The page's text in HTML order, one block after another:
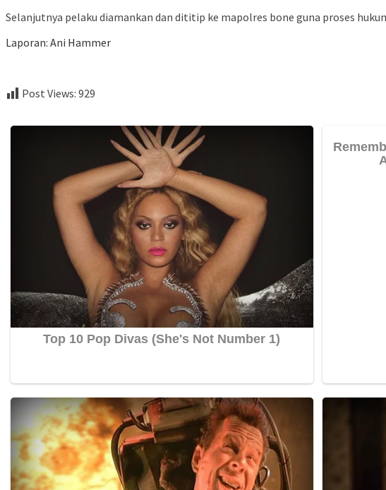
Selanjutnya pelaku diamankan dan dititip ke mapolres bone guna proses
Laporan: Ani Hammer
Post Views: 929